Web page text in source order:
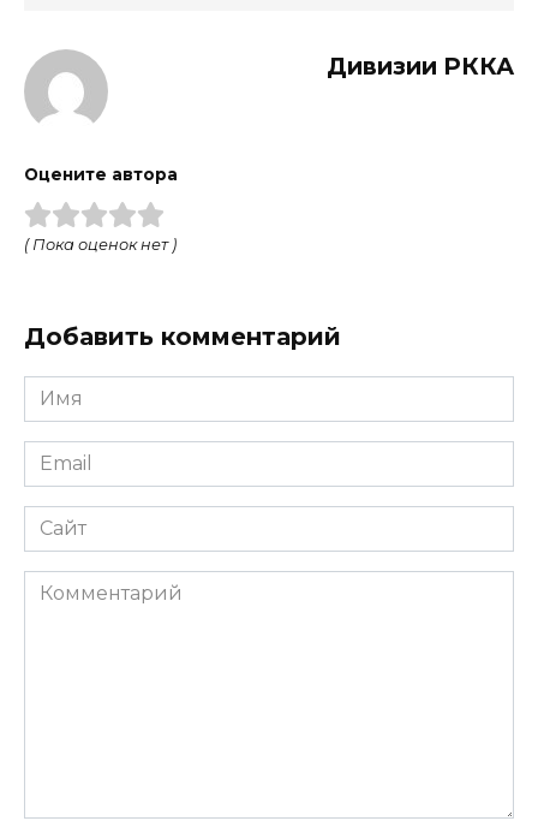
Дивизии РККА
Оцените автора
( Пока оценок нет )
Добавить комментарий
Имя
Email
Сайт
Комментарий